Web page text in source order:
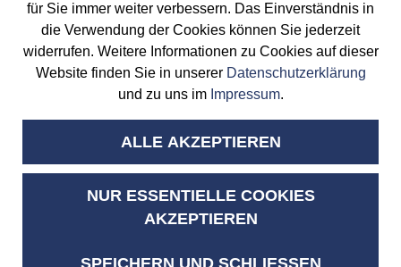
Teppichwäscherei & Polstermöbelreinigung
Im Gewerbepark B 49a
93059 Regensburg
Cookie Einstellungen anzeigen
+49 941 400 550
+49 941 44 77 66
Impressum
für Sie immer weiter verbessern. Das Einverständnis in
die Verwendung der Cookies können Sie jederzeit
widerrufen. Weitere Informationen zu Cookies auf dieser
Website finden Sie in unserer Datenschutzerklärung
und zu uns im Impressum.
ALLE AKZEPTIEREN
NUR ESSENTIELLE COOKIES
AKZEPTIEREN
SPEICHERN UND SCHLIESSEN